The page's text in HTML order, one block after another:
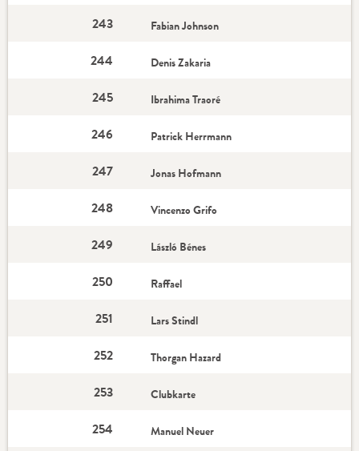
243 Fabian Johnson
244 Denis Zakaria
245 Ibrahima Traoré
246 Patrick Herrmann
247 Jonas Hofmann
248 Vincenzo Grifo
249 László Bénes
250 Raffael
251 Lars Stindl
252 Thorgan Hazard
253 Clubkarte
254 Manuel Neuer